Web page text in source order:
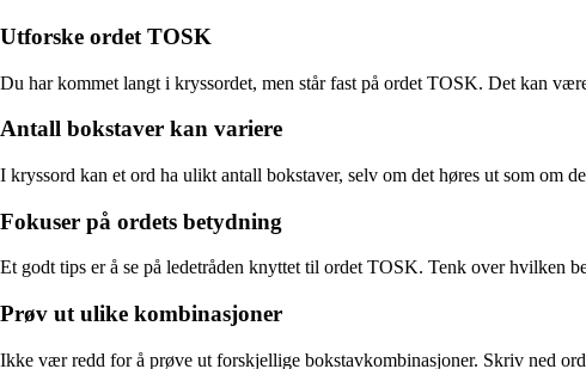
Utforske ordet TOSK
Du har kommet langt i kryssordet, men står fast på ordet TOSK. Det kan
Antall bokstaver kan variere
I kryssord kan et ord ha ulikt antall bokstaver, selv om det høres ut som om
Fokuser på ordets betydning
Et godt tips er å se på ledetråden knyttet til ordet TOSK. Tenk over hvilken
Prøv ut ulike kombinasjoner
Ikke vær redd for å prøve ut forskjellige bokstavkombinasjoner. Skriv ned